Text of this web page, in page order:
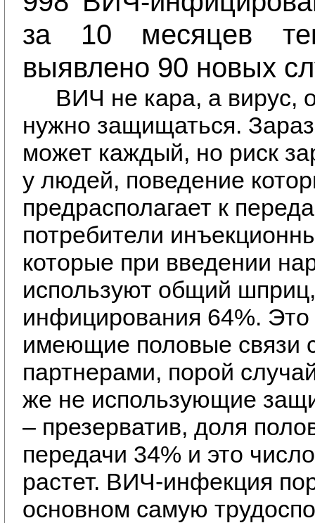
за 10 месяцев
выявлено 90 новых
ВИЧ не кара, а вирус,
нужно защищаться.
может каждый, но риск
у людей, поведение
предрасполагает к
потребители
которые при введении
используют общий
инфицирования 64%.
имеющие половые связи
партнерами, порой
же не использующие
– презерватив, доля
передачи 34% и это
растет. ВИЧ-инфекция
основном самую